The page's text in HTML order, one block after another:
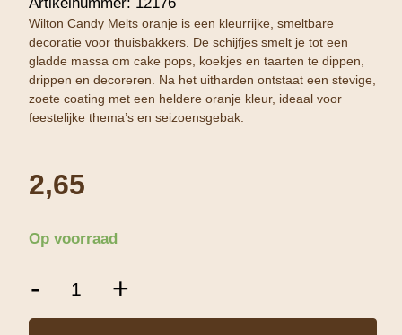
Artikelnummer: 12176
Wilton Candy Melts oranje is een kleurrijke, smeltbare
decoratie voor thuisbakkers. De schijfjes smelt je tot een
gladde massa om cake pops, koekjes en taarten te dippen,
drippen en decoreren. Na het uitharden ontstaat een stevige,
zoete coating met een heldere oranje kleur, ideaal voor
feestelijke thema’s en seizoensgebak.
2,65
Op voorraad
-
125g
+